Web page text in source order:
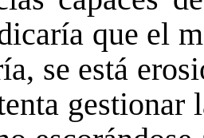
que el
se está
gestionar